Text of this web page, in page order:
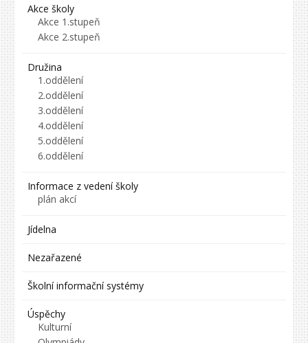
Akce školy
Akce 1.stupeň
Akce 2.stupeň
Družina
1.oddělení
2.oddělení
3.oddělení
4.oddělení
5.oddělení
6.oddělení
Informace z vedení školy
plán akcí
Jídelna
Nezařazené
Školní informační systémy
Úspěchy
Kulturní